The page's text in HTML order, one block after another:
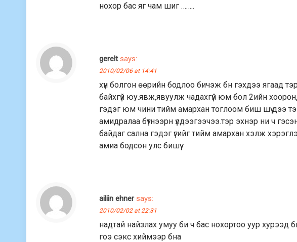
ноxор бас яг чам шиг ……..
gerelt says:
2010/02/06 at 14:41
хүн болгон өөрийн бодлоо бичэж бн гэхдээ ягаад тэр
байхгүй юу.явж,явуулж чадахгүй юм бол 2ийн
гэдэг юм чини тийм амархан тоглоом биш шүү дээ
амидралаа бүтнээрн үлдээгээчээ.тэр эхнэр ни ч
байдаг сална гэдэг үгийг тийм амархан хэлж
амиа бодсон улс бишүү
ailiin ehner says:
2010/02/02 at 22:31
надтай найзлах умуу би ч бас нохортоо уур хурээд
гоэ сэкс хиймээр бна